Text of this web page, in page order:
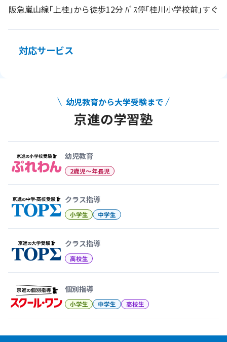
阪急嵐山線｢上桂｣から徒歩12分 ﾊﾞｽ停｢桂川小学校前｣すぐ
対応サービス
幼児教育から大学受験まで
京進の学習塾
幼児教育
2歳児〜年長児
クラス指導
小学生 中学生
クラス指導
高校生
個別指導
小学生 中学生 高校生